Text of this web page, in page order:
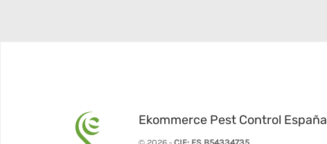
Ekommerce Pest Control España